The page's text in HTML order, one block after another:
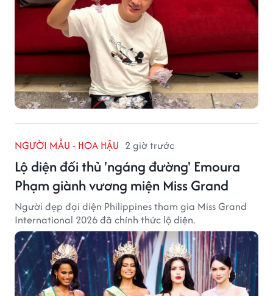
NGƯỜI MẪU - HOA HẬU 2 giờ trước
Lộ diện đối thủ 'ngáng đường' Emoura
Phạm giành vương miện Miss Grand
Người đẹp đại diện Philippines tham gia Miss Grand
International 2026 đã chính thức lộ diện.